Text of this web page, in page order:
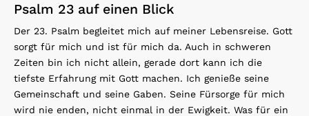
Psalm 23 auf einen Blick
Der 23. Psalm begleitet mich auf meiner Lebensreise. Gott
sorgt für mich und ist für mich da. Auch in schweren
Zeiten bin ich nicht allein, gerade dort kann ich die
tiefste Erfahrung mit Gott machen. Ich genieße seine
Gemeinschaft und seine Gaben. Seine Fürsorge für mich
wird nie enden, nicht einmal in der Ewigkeit. Was für ein